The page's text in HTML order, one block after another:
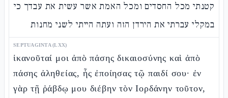
קטנתי מכל החסדים ומכל האמת אשר עשית את עבדך כי
במקלי עברתי את הירדן הזה ועתה הייתי לשני מחנות
SEPTUAGINTA (LXX)
ἱκανοῦταί μοι ἀπὸ πάσης δικαιοσύνης καὶ ἀπὸ
πάσης ἀληθείας, ἧς ἐποίησας τῷ παιδί σου· ἐν
γὰρ τῇ ῥάβδῳ μου διέβην τὸν Ιορδάνην τοῦτον,